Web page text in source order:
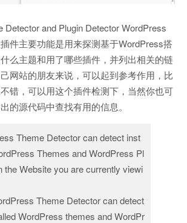
Detector and Plugin Detector WordPress
件主要功能是用来探测基于WordPress搭
么主题和用了哪些插件，并列出相关的链
网站的朋友来说，可以起到参考作用，比
错，可以用这个插件检测下，当然你也可
的源代码中查找有用的信息。
Theme Detector can detect inst
Themes and WordPress Pl
the Website you are currently viewi
Theme Detector can detect
WordPress themes and WordPr